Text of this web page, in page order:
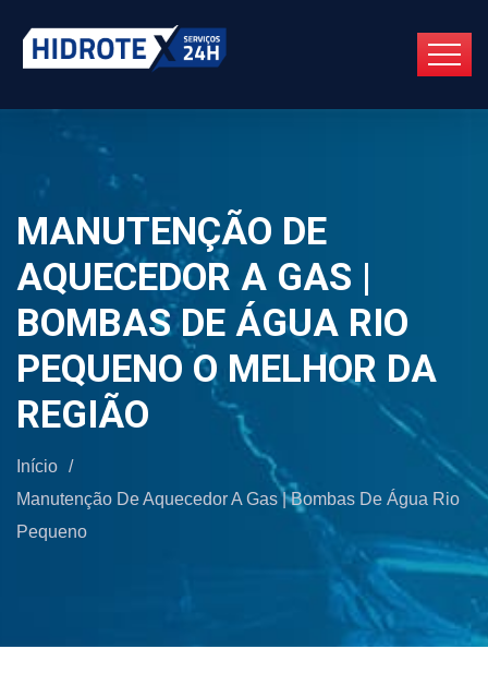
MANUTENÇÃO DE
AQUECEDOR A GAS |
BOMBAS DE ÁGUA RIO
PEQUENO O MELHOR DA
REGIÃO
Início /
Manutenção De Aquecedor A Gas | Bombas De Água Rio
Pequeno